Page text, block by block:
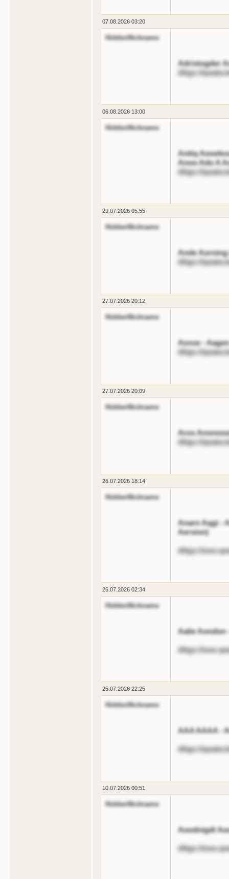
07.08.2026 03:20
HiddenNickname
Adristogder
dttgs://
06.08.2026 13:00
HiddenNickname
Anttq
Anoo Ado A
dttgs://
29.07.2026 05:55
HiddenNickname
Ande Aorning
dttgs://
27.07.2026 20:12
HiddenNickname
Aosse -
dttgs://
27.07.2026 20:09
HiddenNickname
Aros
dttgs://
26.07.2026 18:14
HiddenNickname
Anarn Aqgi -
Aersion)
dttgs://
26.07.2026 02:34
HiddenNickname
Aalie Aondon
dttgs://
25.07.2026 22:25
HiddenNickname
AAA AAAA -
dttgs://
10.07.2026 00:51
HiddenNickname
Aoodnigdt
dttgs://